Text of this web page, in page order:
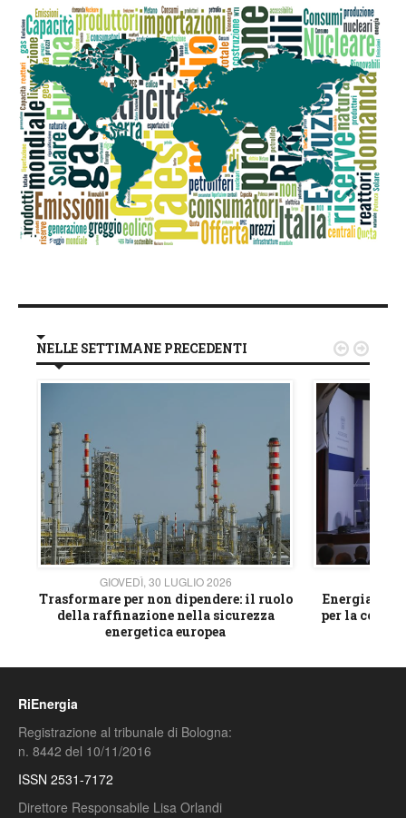
NELLE SETTIMANE PRECEDENTI
GIOVEDÌ, 30 LUGLIO 2026
Trasformare per non dipendere: il ruolo
della raffinazione nella sicurezza
energetica europea
Energia e
per la
 
RiEnergia
Registrazione al tribunale di Bologna:
n. 8442 del 10/11/2016
ISSN 2531-7172
Direttore Responsabile Lisa Orlandi